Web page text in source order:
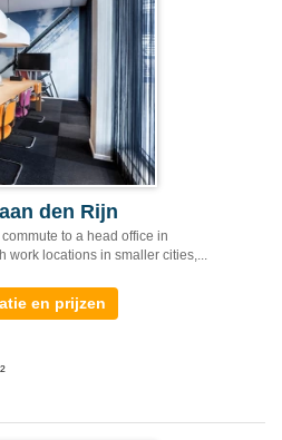
den Rijn
to a head office in
work locations in smaller cities,...
en prijzen